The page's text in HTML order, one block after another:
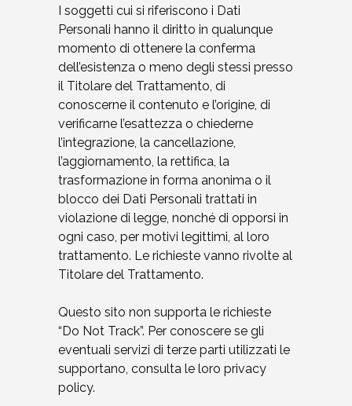
I soggetti cui si riferiscono i Dati
Personali hanno il diritto in qualunque
momento di ottenere la conferma
dell’esistenza o meno degli stessi presso
il Titolare del Trattamento, di
conoscerne il contenuto e l’origine, di
verificarne l’esattezza o chiederne
l’integrazione, la cancellazione,
l’aggiornamento, la rettifica, la
trasformazione in forma anonima o il
blocco dei Dati Personali trattati in
violazione di legge, nonché di opporsi in
ogni caso, per motivi legittimi, al loro
trattamento. Le richieste vanno rivolte al
Titolare del Trattamento.
Questo sito non supporta le richieste
“Do Not Track”. Per conoscere se gli
eventuali servizi di terze parti utilizzati le
supportano, consulta le loro privacy
policy.